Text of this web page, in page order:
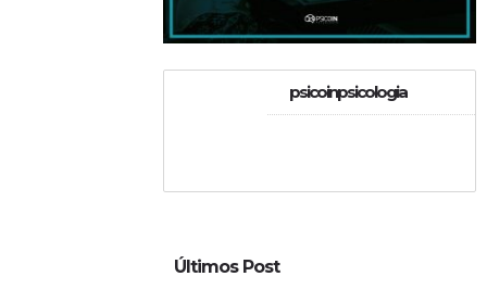
psicoinpsicologia
Últimos Post
0 3